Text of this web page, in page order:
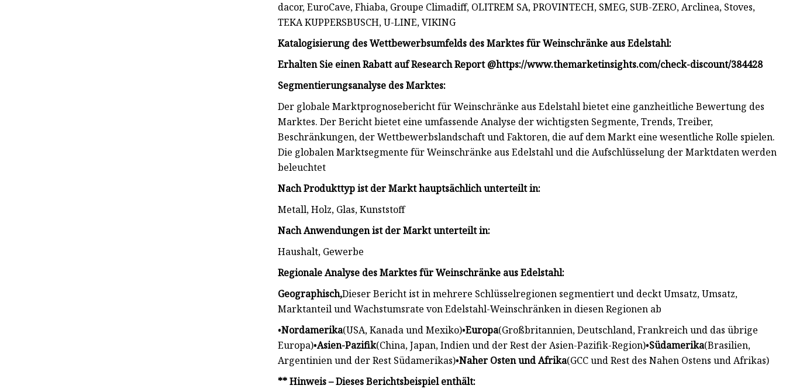
dacor, EuroCave, Fhiaba, Groupe Climadiff, OLITREM SA, PROVINTECH, SMEG, SUB-ZERO, Arclinea, Stoves,
TEKA KUPPERSBUSCH, U-LINE, VIKING
Katalogisierung des Wettbewerbsumfelds des Marktes für Weinschränke aus Edelstahl:
Erhalten Sie einen Rabatt auf Research Report @https://www.themarketinsights.com/check-discount/384428
Segmentierungsanalyse des Marktes:
Der globale Marktprognosebericht für Weinschränke aus Edelstahl bietet eine ganzheitliche Bewertung des
Marktes. Der Bericht bietet eine umfassende Analyse der wichtigsten Segmente, Trends, Treiber,
Beschränkungen, der Wettbewerbslandschaft und Faktoren, die auf dem Markt eine wesentliche Rolle spielen.
Die globalen Marktsegmente für Weinschränke aus Edelstahl und die Aufschlüsselung der Marktdaten werden
beleuchtet
Nach Produkttyp ist der Markt hauptsächlich unterteilt in:
Metall, Holz, Glas, Kunststoff
Nach Anwendungen ist der Markt unterteilt in:
Haushalt, Gewerbe
Regionale Analyse des Marktes für Weinschränke aus Edelstahl:
Geographisch,Dieser Bericht ist in mehrere Schlüsselregionen segmentiert und deckt Umsatz, Umsatz,
Marktanteil und Wachstumsrate von Edelstahl-Weinschränken in diesen Regionen ab
•Nordamerika(USA, Kanada und Mexiko)•Europa(Großbritannien, Deutschland, Frankreich und das übrige
Europa)•Asien-Pazifik(China, Japan, Indien und der Rest der Asien-Pazifik-Region)•Südamerika(Brasilien,
Argentinien und der Rest Südamerikas)•Naher Osten und Afrika(GCC und Rest des Nahen Ostens und Afrikas)
** Hinweis – Dieses Berichtsbeispiel enthält: